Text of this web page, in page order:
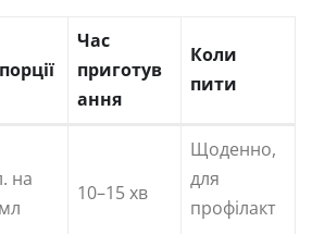
Час
приготув
ання
Коли
пити
на
10–15 хв
Щоденно,
для
профілакт